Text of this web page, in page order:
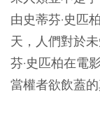
由史蒂芬·史匹
天，人們對於
芬·史匹柏在電
當權者欲飲蓋